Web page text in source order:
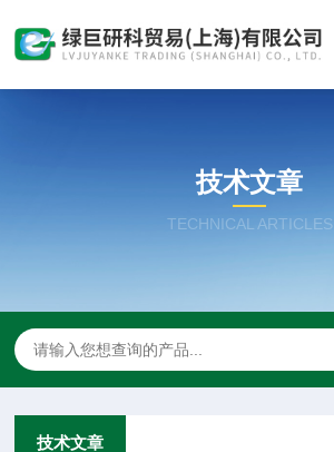
技术文章
TECHNICAL ARTICLES
技术文章